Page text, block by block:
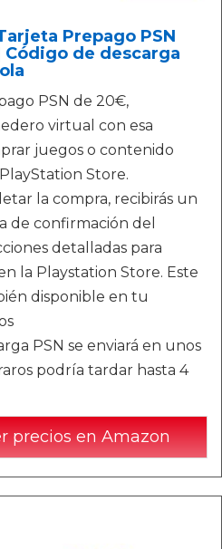
Prepago PSN
Código de descarga
PSN de 20€,
virtual con esa
juegos o contenido
Store.
la compra, recibirás un
de confirmación del
detalladas para
la Playstation Store. Este
disponible en tu
PSN se enviará en unos
podría tardar hasta 4
precios en Amazon